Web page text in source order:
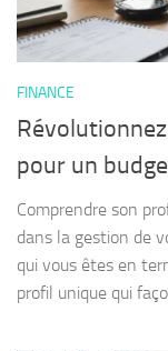
FINANCE
pour un
Comprendre son
dans la gestion de
qui vous êtes en
profil unique qui